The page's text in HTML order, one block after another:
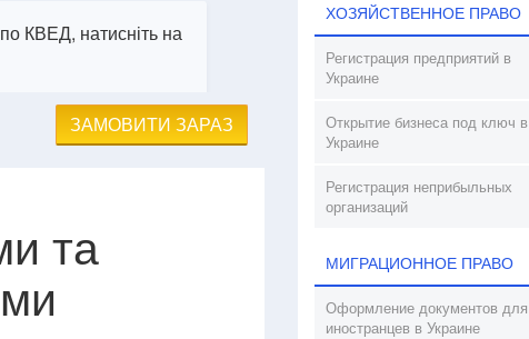
КВЕД, натисніть на
ЗАМОВИТИ ЗАРАЗ
та
ХОЗЯЙСТВЕННОЕ ПРАВО
Регистрация предприятий в
Украине
Открытие бизнеса под ключ в
Украине
Регистрация неприбыльных
организаций
МИГРАЦИОННОЕ ПРАВО
Оформление документов для
иностранцев в Украине